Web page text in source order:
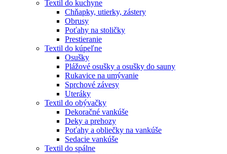
Textil do kuchyne
Chňapky, utierky, zástery
Obrusy
Poťahy na stoličky
Prestieranie
Textil do kúpeľne
Osušky
Plážové osušky a osušky do sauny
Rukavice na umývanie
Sprchové závesy
Uteráky
Textil do obývačky
Dekoračné vankúše
Deky a prehozy
Poťahy a obliečky na vankúše
Sedacie vankúše
Textil do spálne